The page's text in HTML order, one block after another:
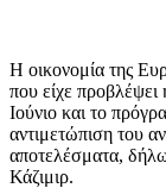
Η οικονομία της
που είχε
Ιούνιο και το
αντιμετώπιση του
αποτελέσματα,
Κάζιμιρ.